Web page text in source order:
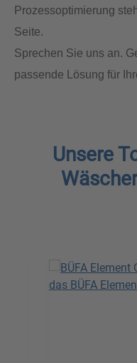
Prozessoptimierung
Seite.
Sprechen Sie uns an.
passende Lösung für
Unsere
Produktgalerie